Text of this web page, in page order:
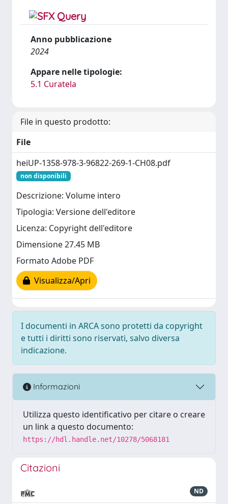
Anno pubblicazione
2024
Appare nelle tipologie:
5.1 Curatela
File in questo prodotto:
File
heiUP-1358-978-3-96822-269-1-CH08.pdf
non disponibili
Descrizione: Volume intero
Tipologia: Versione dell'editore
Licenza: Copyright dell'editore
Dimensione 27.45 MB
Formato Adobe PDF
Visualizza/Apri
I documenti in ARCA sono protetti da copyright
e tutti i diritti sono riservati, salvo diversa
indicazione.
Informazioni
Utilizza questo identificativo per citare o creare
un link a questo documento:
https://hdl.handle.net/10278/5068181
Citazioni
ND